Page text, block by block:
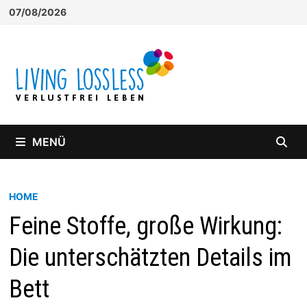
Zum
07/08/2026
MENÜ
HOME
Feine Stoffe, große Wirkung:
Die unterschätzten Details im
Bett